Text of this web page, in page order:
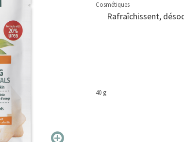
Cosmétiques
3,3 de 5 étoiles
Rafraîchissent,
40 g